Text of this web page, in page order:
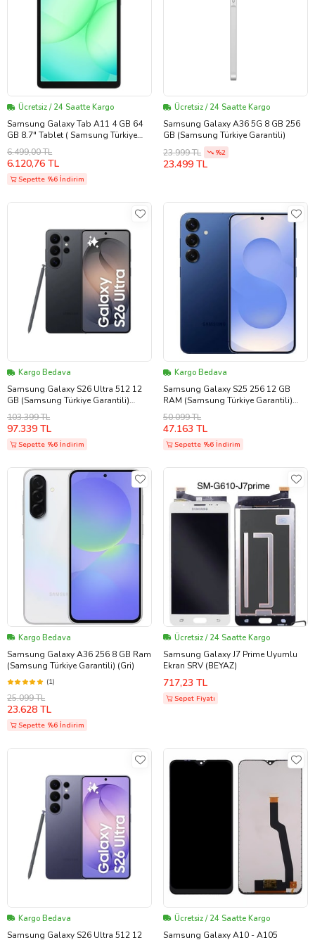
Ücretsiz / 24 Saatte Kargo
Samsung Galaxy Tab A11 4 GB 64
GB 8.7" Tablet ( Samsung Türkiye
Garantili ) (Gri)
6.499,00 TL
6.120,76 TL
Sepette %6 İndirim
Ücretsiz / 24 Saatte Kargo
Samsung Galaxy A36 5G 8 GB 256
GB (Samsung Türkiye Garantili)
23.999 TL
%2
23.499 TL
Kargo Bedava
Samsung Galaxy S26 Ultra 512 12
GB (Samsung Türkiye Garantili)
Siyah
103.399 TL
97.339 TL
Sepette %6 İndirim
Kargo Bedava
Samsung Galaxy S25 256 12 GB
RAM (Samsung Türkiye Garantili)
(Lacivert)
50.099 TL
47.163 TL
Sepette %6 İndirim
Kargo Bedava
Samsung Galaxy A36 256 8 GB Ram
(Samsung Türkiye Garantili) (Gri)
(1)
25.099 TL
23.628 TL
Sepette %6 İndirim
Ücretsiz / 24 Saatte Kargo
Samsung Galaxy J7 Prime Uyumlu
Ekran SRV (BEYAZ)
717,23 TL
Sepet Fiyatı
Kargo Bedava
Samsung Galaxy S26 Ultra 512 12
Ücretsiz / 24 Saatte Kargo
Samsung Galaxy A10 - A105